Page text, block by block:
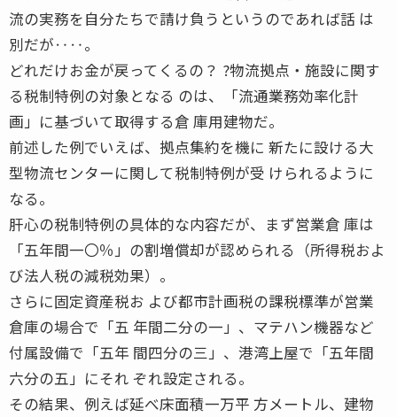
流の実務を自分たちで請け負うというのであれば話 は
別だが‥‥。
どれだけお金が戻ってくるの？ ?物流拠点・施設に関す
る税制特例の対象となる のは、「流通業務効率化計
画」に基づいて取得する倉 庫用建物だ。
前述した例でいえば、拠点集約を機に 新たに設ける大
型物流センターに関して税制特例が受 けられるように
なる。
肝心の税制特例の具体的な内容だが、まず営業倉 庫は
「五年間一〇％」の割増償却が認められる（所得税およ
び法人税の減税効果）。
さらに固定資産税お よび都市計画税の課税標準が営業
倉庫の場合で「五 年間二分の一」、マテハン機器など
付属設備で「五年 間四分の三」、港湾上屋で「五年間
六分の五」にそれ ぞれ設定される。
その結果、例えば延べ床面積一万平 方メートル、建物